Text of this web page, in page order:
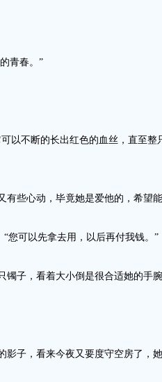
青春。”
不断的长出红色的血丝，直至整
些心动，毕竟她是爱他的，希望能
可以先拿去用，以后再付我钱。”
，看着大小倒是很合适她的手腕
子，看来今夜又要度守空房了，她